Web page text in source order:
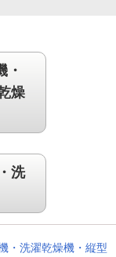
・
燥
洗
・洗濯乾燥機・縦型